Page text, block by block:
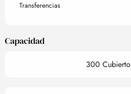
Transferencias
Capacidad
300 Cubierto